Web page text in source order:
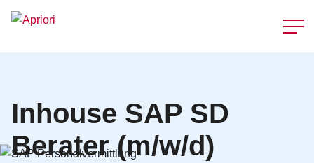
Inhouse SAP SD
Berater (m/w/d)